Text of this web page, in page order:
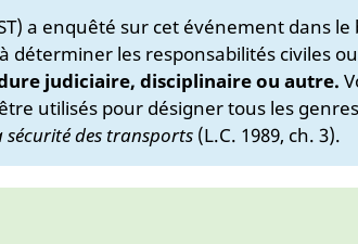
a enquêté sur cet événement dans
les responsabilités civiles
judiciaire, disciplinaire ou autre.
utilisés pour désigner tous les
sécurité des transports (L.C. 1989, ch. 3).